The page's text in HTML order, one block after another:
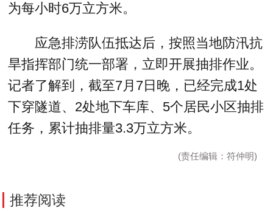
为每小时6万立方米。
应急排涝队伍抵达后，按照当地防汛抗
旱指挥部门统一部署，立即开展抽排作业。
记者了解到，截至7月7日晚，已经完成1处
下穿隧道、2处地下车库、5个居民小区抽排
任务，累计抽排量3.3万立方米。
(责任编辑：符仲明)
推荐阅读